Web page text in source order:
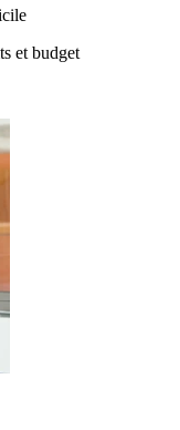
et budget